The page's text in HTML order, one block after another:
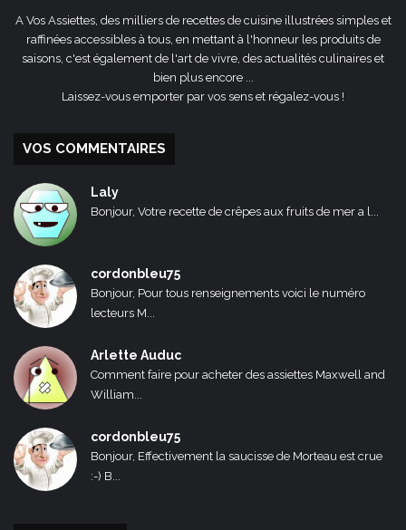
A Vos Assiettes, des milliers de recettes de cuisine illustrées simples et
raffinées accessibles à tous, en mettant à l'honneur les produits de
saisons, c'est également de l'art de vivre, des actualités culinaires et
bien plus encore ...
Laissez-vous emporter par vos sens et régalez-vous !
VOS COMMENTAIRES
Laly
Bonjour, Votre recette de crêpes aux fruits de mer a l...
cordonbleu75
Bonjour, Pour tous renseignements voici le numéro
lecteurs M...
Arlette Auduc
Comment faire pour acheter des assiettes Maxwell and
William...
cordonbleu75
Bonjour, Effectivement la saucisse de Morteau est crue
:-) B...